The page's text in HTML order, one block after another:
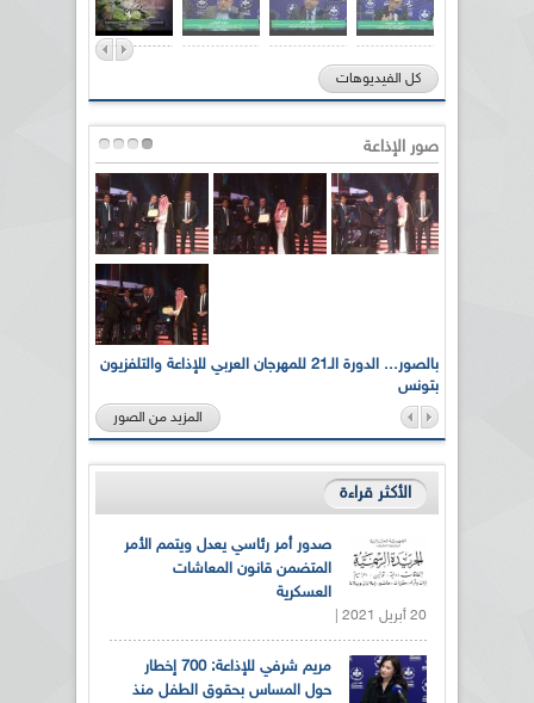
كل الفيديوهات
صور الإذاعة
بالصور... الدورة الـ21 للمهرجان العربي للإذاعة والتلفزيون
بتونس
المزيد من الصور
الأكثر قراءة
صدور أمر رئاسي يعدل ويتمم الأمر
المتضمن قانون المعاشات
العسكرية
20 أبريل 2021 |
مريم شرفي للإذاعة: 700 إخطار
حول المساس بحقوق الطفل منذ